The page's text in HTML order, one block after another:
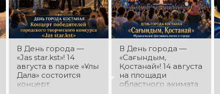
В День города —
«Jas star.kst»! 14
августа в парке «Ұлы
Дала» состоится
концерт
В День города —
«Сағындым,
Қостанай»! 14 августа
на площади
областного акимата